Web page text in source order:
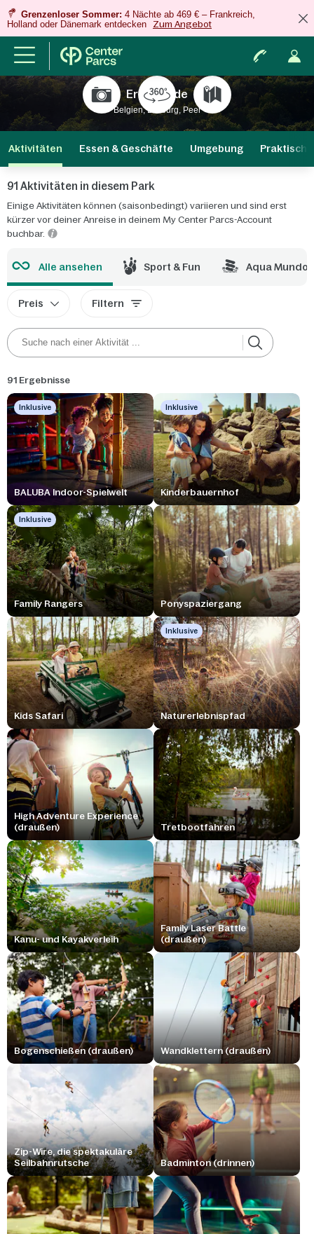
Grenzenloser Sommer: 4 Nächte ab 469 € – Frankreich,
Holland oder Dänemark entdecken
Zum Angebot
Erperheide
Belgien, Limburg, Peer
Aktivitäten Essen & Geschäfte Umgebung
91 Aktivitäten in diesem Park
Einige Aktivitäten können (saisonbedingt) variieren und sind erst
kürzer vor deiner Anreise in deinem My Center Parcs-Account
buchbar.
Alle ansehen Sport & Fun Aqua Mundo
Preis Filtern
91 Ergebnisse
Inklusive
BALUBA Indoor-Spielwelt
Inklusive
Kinderbauernhof
Inklusive
Family Rangers Ponyspaziergang
Kids Safari
Inklusive
Naturerlebnispfad
High Adventure Experience
(draußen)
Tretbootfahren
Kanu- und Kayakverleih
Family Laser Battle
(draußen)
Bogenschießen (draußen) Wandklettern (draußen)
Zip-Wire, die spektakuläre
Seilbahnrutsche
Badminton (drinnen)